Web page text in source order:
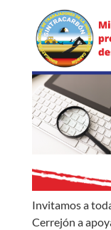
Invitamos a
Cerrejón a